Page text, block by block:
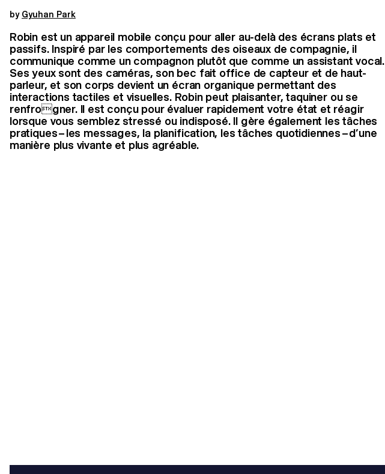
by Gyuhan Park
Robin est un appareil mobile conçu pour aller au-delà des écrans plats et
passifs. Inspiré par les comportements des oiseaux de compagnie, il
communique comme un compagnon plutôt que comme un assistant vocal.
Ses yeux sont des caméras, son bec fait office de capteur et de haut-
parleur, et son corps devient un écran organique permettant des
interactions tactiles et visuelles. Robin peut plaisanter, taquiner ou se
renfrogner. Il est conçu pour évaluer rapidement votre état et réagir
lorsque vous semblez stressé ou indisposé. Il gère également les tâches
pratiques – les messages, la planification, les tâches quotidiennes – d’une
manière plus vivante et plus agréable.